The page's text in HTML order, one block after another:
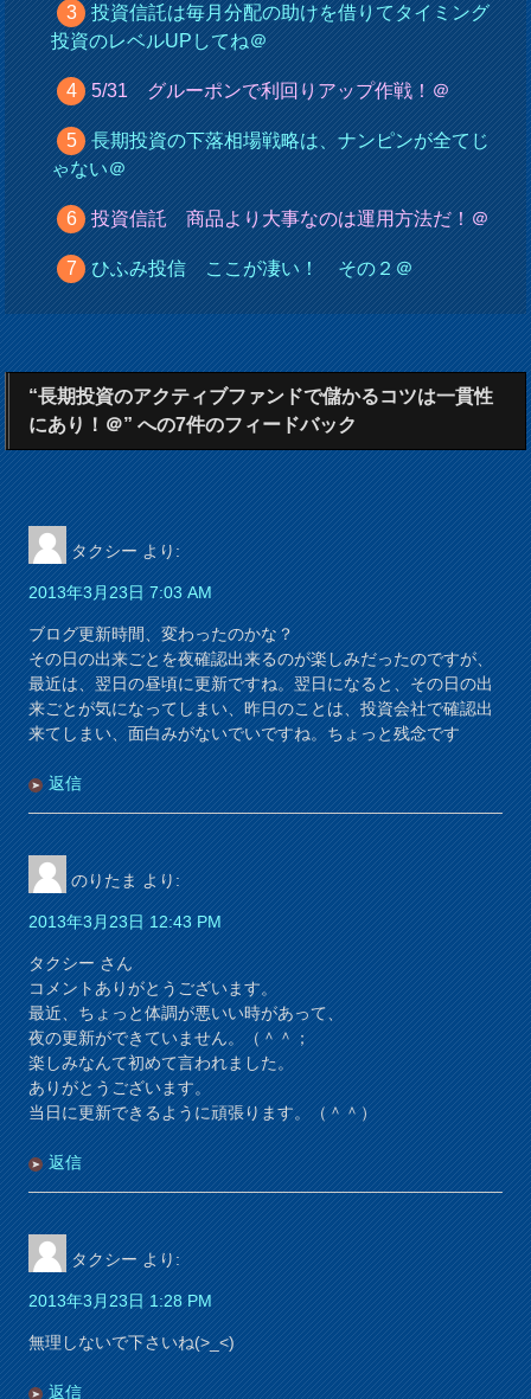
投資信託は毎月分配の助けを借りてタイミング
投資のレベルUPしてね＠
5/31 グルーポンで利回りアップ作戦！＠
長期投資の下落相場戦略は、ナンピンが全てじ
ゃない＠
投資信託 商品より大事なのは運用方法だ！＠
ひふみ投信 ここが凄い！ その２＠
“長期投資のアクティブファンドで儲かるコツは一貫性
にあり！＠” への7件のフィードバック
タクシー より:
2013年3月23日 7:03 AM
ブログ更新時間、変わったのかな？
その日の出来ごとを夜確認出来るのが楽しみだったのですが、
最近は、翌日の昼頃に更新ですね。翌日になると、その日の出
来ごとが気になってしまい、昨日のことは、投資会社で確認出
来てしまい、面白みがないでいですね。ちょっと残念です
返信
のりたま より:
2013年3月23日 12:43 PM
タクシー さん
コメントありがとうございます。
最近、ちょっと体調が悪いい時があって、
夜の更新ができていません。（＾＾；
楽しみなんて初めて言われました。
ありがとうございます。
当日に更新できるように頑張ります。（＾＾）
返信
タクシー より:
2013年3月23日 1:28 PM
無理しないで下さいね(>_<)
返信